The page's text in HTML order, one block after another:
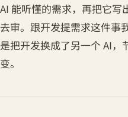
AI 能听懂的需求，再把它写
去审。跟开发提需求这件事
是把开发换成了另一个 AI，
变。